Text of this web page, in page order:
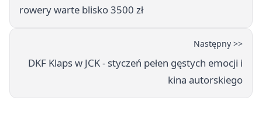
rowery warte blisko 3500 zł
Następny >>
DKF Klaps w JCK - styczeń pełen gęstych emocji i
kina autorskiego